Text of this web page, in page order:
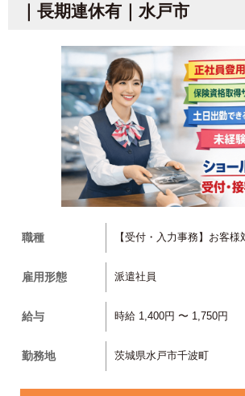
｜長期連休有｜水戸市
職種 【受付・入力事務】お客
雇用形態 派遣社員
給与 時給 1,400円 〜 1,750円
勤務地 茨城県水戸市千波町